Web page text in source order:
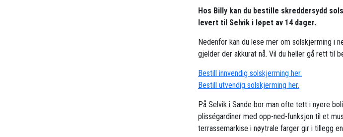
Hos Billy kan du bestille skreddersydd
levert til Selvik i løpet av 14 dager.
Nedenfor kan du lese mer om solskjerming i
gjelder der akkurat nå. Vil du heller gå rett til
Bestill innvendig solskjerming her.
Bestill utvendig solskjerming her.
På Selvik i Sande bor man ofte tett i nyere
plisségardiner med opp-ned-funksjon til et
terrassemarkise i nøytrale farger gir i tillegg